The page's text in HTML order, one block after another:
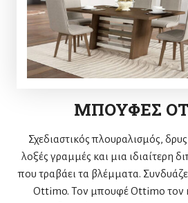
ΜΠΟΥΦΕΣ
Σχεδιαστικός πλουραλισμός,
λοξές γραμμές και μια ιδιαίτερη
που τραβάει τα βλέμματα.
Ottimo. Τον μπουφέ Ottimo τον